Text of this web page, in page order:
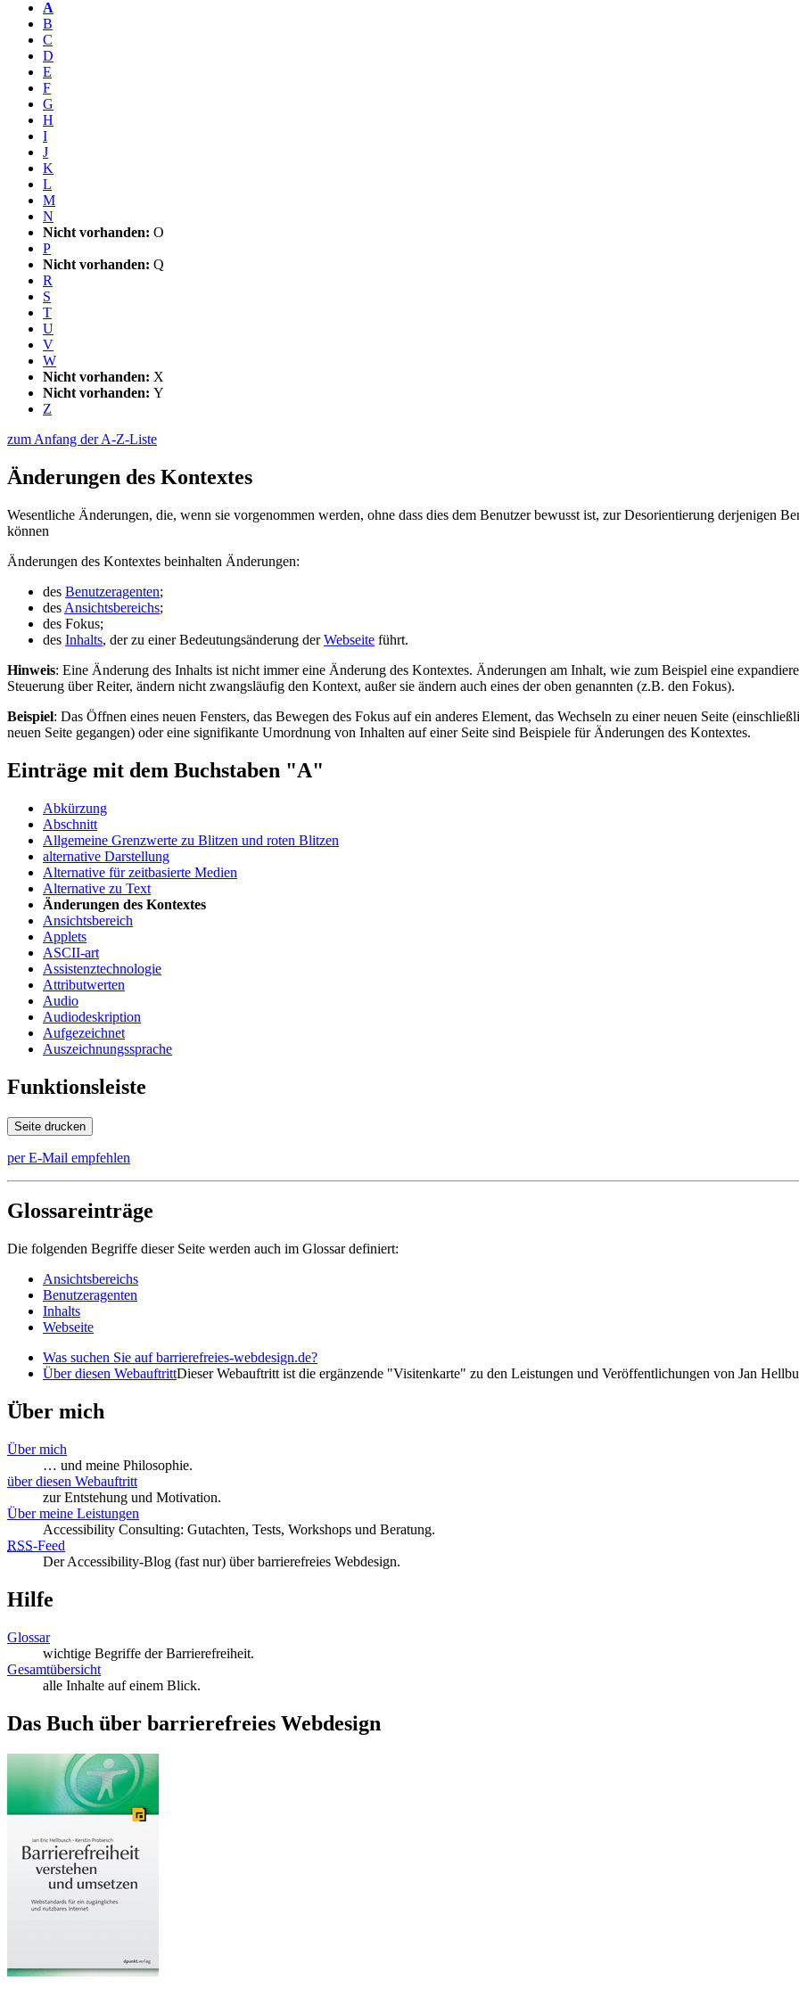
A
B
C
D
E
F
G
H
I
J
K
L
M
N
Nicht vorhanden: O
P
Nicht vorhanden: Q
R
S
T
U
V
W
Nicht vorhanden: X
Nicht vorhanden: Y
Z
zum Anfang der A-Z-Liste
Änderungen des Kontextes
Wesentliche Änderungen, die, wenn sie vorgenommen werden, ohne dass dies dem Benutzer bewusst ist, zur Desorientierung derjenigen
können
Änderungen des Kontextes beinhalten Änderungen:
des Benutzeragenten;
des Ansichtsbereichs;
des Fokus;
des Inhalts, der zu einer Bedeutungsänderung derWebseite führt.
Hinweis: Eine Änderung des Inhalts ist nicht immer eine Änderung des Kontextes. Änderungen am Inhalt, wie zum Beispiel eine
Steuerung über Reiter, ändern nicht zwangsläufig den Kontext, außer sie ändern auch eines der oben genannten (z.B. den Fokus).
Beispiel: Das Öffnen eines neuen Fensters, das Bewegen des Fokus auf ein anderes Element, das Wechseln zu einer neuen Seite
neuen Seite gegangen) oder eine signifikante Umordnung von Inhalten auf einer Seite sind Beispiele für Änderungen des Kontextes.
Einträge mit dem Buchstaben "A"
Abkürzung
Abschnitt
Allgemeine Grenzwerte zu Blitzen und roten Blitzen
alternative Darstellung
Alternative für zeitbasierte Medien
Alternative zu Text
Änderungen des Kontextes
Ansichtsbereich
Applets
ASCII-art
Assistenztechnologie
Attributwerten
Audio
Audiodeskription
Aufgezeichnet
Auszeichnungssprache
Funktionsleiste
Seite drucken
per E-Mail empfehlen
Glossareinträge
Die folgenden Begriffe dieser Seite werden auch im Glossar definiert:
Ansichtsbereichs
Benutzeragenten
Inhalts
Webseite
Was suchen Sie auf barrierefreies-webdesign.de?
Über diesen WebauftrittDieser Webauftritt ist die ergänzende "Visitenkarte" zu den Leistungen und Veröffentlichungen von Jan
Über mich
Über mich
… und meine Philosophie.
über diesen Webauftritt
zur Entstehung und Motivation.
Über meine Leistungen
Accessibility Consulting: Gutachten, Tests, Workshops und Beratung.
RSS-Feed
Der Accessibility-Blog (fast nur) über barrierefreies Webdesign.
Hilfe
Glossar
wichtige Begriffe der Barrierefreiheit.
Gesamtübersicht
alle Inhalte auf einem Blick.
Das Buch über barrierefreies Webdesign